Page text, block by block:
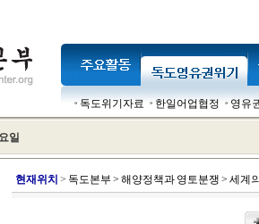
독도위기자료 한일어업협정 영유
일
현재위치 > 독도본부 > 해양정책과 영토분쟁 > 세계